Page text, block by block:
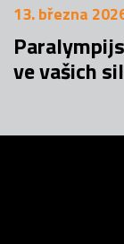
13. března
ve vašich